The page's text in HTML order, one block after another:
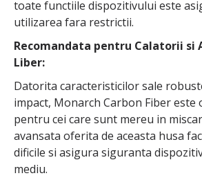
toate functiile dispozitivului este
utilizarea fara restrictii.
Recomandata pentru Calatorii
Liber:
Datorita caracteristicilor sale
impact, Monarch Carbon Fiber este
pentru cei care sunt mereu in
avansata oferita de aceasta husa
dificile si asigura siguranta
mediu.